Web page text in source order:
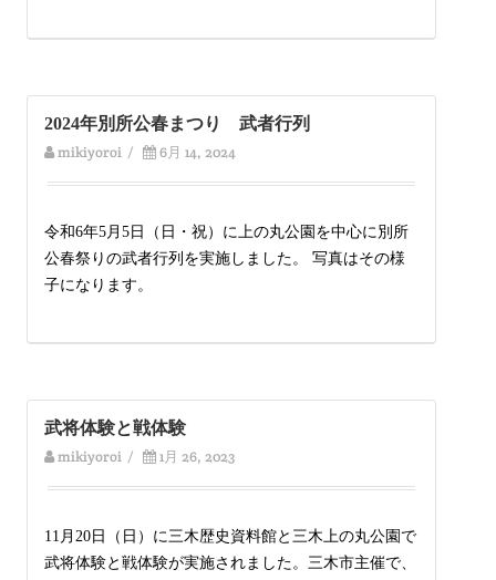
2024年別所公春まつり 武者行列
mikiyoroi / 6月 14, 2024
令和6年5月5日（日・祝）に上の丸公園を中心に別所
公春祭りの武者行列を実施しました。 写真はその様
子になります。
武将体験と戦体験
mikiyoroi / 1月 26, 2023
11月20日（日）に三木歴史資料館と三木上の丸公園で
武将体験と戦体験が実施されました。三木市主催で、